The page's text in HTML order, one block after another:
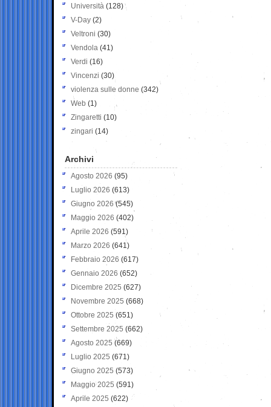
Università (128)
V-Day (2)
Veltroni (30)
Vendola (41)
Verdi (16)
Vincenzi (30)
violenza sulle donne (342)
Web (1)
Zingaretti (10)
zingari (14)
Archivi
Agosto 2026 (95)
Luglio 2026 (613)
Giugno 2026 (545)
Maggio 2026 (402)
Aprile 2026 (591)
Marzo 2026 (641)
Febbraio 2026 (617)
Gennaio 2026 (652)
Dicembre 2025 (627)
Novembre 2025 (668)
Ottobre 2025 (651)
Settembre 2025 (662)
Agosto 2025 (669)
Luglio 2025 (671)
Giugno 2025 (573)
Maggio 2025 (591)
Aprile 2025 (622)